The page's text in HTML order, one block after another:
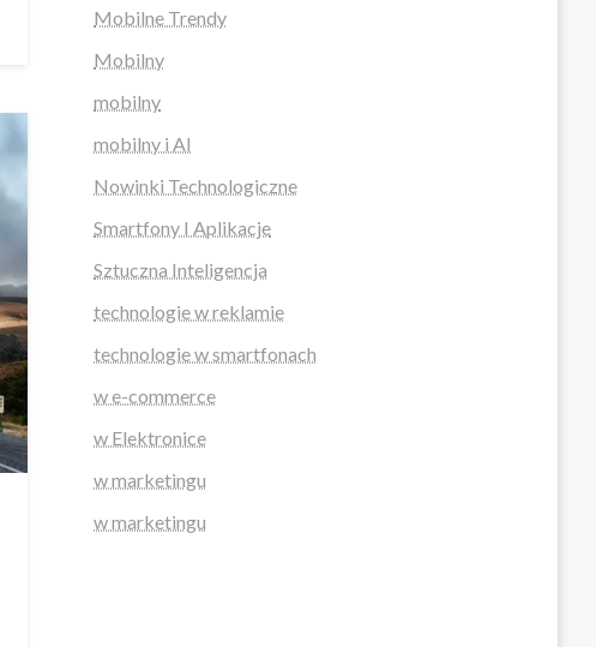
Mobilne Trendy
Mobilny
mobilny
mobilny i AI
Nowinki Technologiczne
Smartfony I Aplikacje
Sztuczna Inteligencja
technologie w reklamie
technologie w smartfonach
w e-commerce
w Elektronice
w marketingu
w marketingu